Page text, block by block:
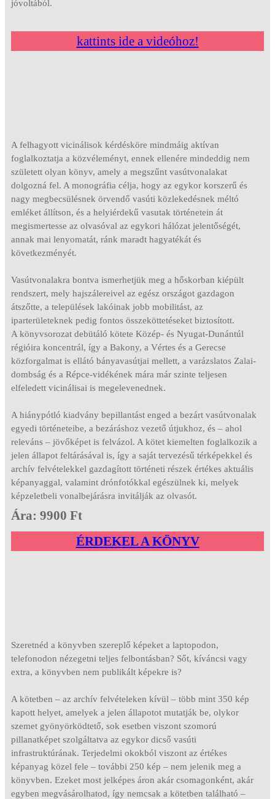
jóvoltából.
kattints ide a videóhoz!
A felhagyott vicinálisok kérdésköre mindmáig aktívan
foglalkoztatja a közvéleményt, ennek ellenére mindeddig nem
született olyan könyv, amely a megszűnt vasútvonalakat
dolgozná fel. A monográfia célja, hogy az egykor korszerű és
nagy megbecsülésnek örvendő vasúti közlekedésnek méltó
emléket állítson, és a helyiérdekű vasutak történetein át
megismertesse az olvasóval az egykori hálózat jelentőségét,
annak mai lenyomatát, ránk maradt hagyatékát és
következményét.
Vasútvonalakra bontva ismerhetjük meg a hőskorban kiépült
rendszert, mely hajszálereivel az egész országot gazdagon
átszőtte, a települések lakóinak jobb mobilitást, az
iparterületeknek pedig fontos összeköttetéseket biztosított.
A könyvsorozat debütáló kötete Közép- és Nyugat-Dunántúl
régióira koncentrál, így a Bakony, a Vértes és a Gerecse
közforgalmat is ellátó bányavasútjai mellett, a varázslatos Zalai-
dombság és a Répce-vidékének mára már szinte teljesen
elfeledett vicinálisai is megelevenednek.
A hiánypótló kiadvány bepillantást enged a bezárt vasútvonalak
egyedi történeteibe, a bezáráshoz vezető útjukhoz, és – ahol
releváns – jövőképet is felvázol. A kötet kiemelten foglalkozik a
jelen állapot feltárásával is, így a saját tervezésű térképekkel és
archív felvételekkel gazdagított történeti részek értékes aktuális
képanyaggal, valamint drónfotókkal egészülnek ki, melyek
képzeletbeli vonalbejárásra invitálják az olvasót.
Ára: 9900 Ft
ÉRDEKEL A KÖNYV
Szeretnéd a könyvben szereplő képeket a laptopodon,
telefonodon nézegetni teljes felbontásban? Sőt, kíváncsi vagy
extra, a könyvben nem publikált képekre is?
A kötetben – az archív felvételeken kívül – több mint 350 kép
kapott helyet, amelyek a jelen állapotot mutatják be, olykor
szemet gyönyörködtető, sok esetben viszont szomorú
pillanatképet szolgáltatva az egykor dicső vasúti
infrastruktúrának. Terjedelmi okokból viszont az értékes
képanyag közel fele – további 250 kép – nem jelenik meg a
könyvben. Ezeket most jelképes áron akár csomagonként, akár
egyben megvásárolhatod, így nemcsak a kötetben található –